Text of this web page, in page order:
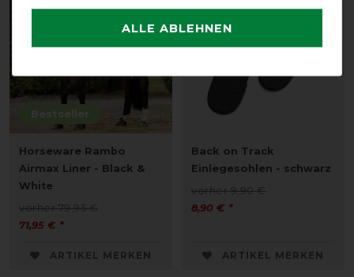
Bestseller
Horseware Rambo
Airmax Liner - Black &
White
vorher 79,95 €
71,95 € *
ARTIKEL MERKEN
Back on Track
Einlegesohlen - schwarz
vorher 9,90 €
8,90 € *
ARTIKEL MERKEN
ALLE ABLEHNEN